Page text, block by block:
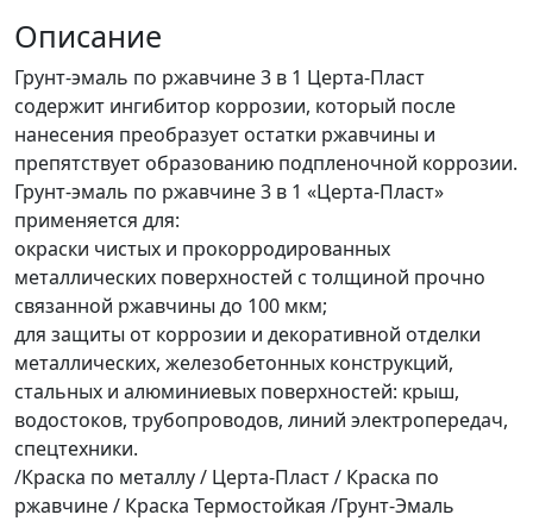
Описание
Грунт-эмаль по ржавчине 3 в 1 Церта-Пласт
содержит ингибитор коррозии, который после
нанесения преобразует остатки ржавчины и
препятствует образованию подпленочной коррозии.
Грунт-эмаль по ржавчине 3 в 1 «Церта-Пласт»
применяется для:
окраски чистых и прокорродированных
металлических поверхностей с толщиной прочно
связанной ржавчины до 100 мкм;
для защиты от коррозии и декоративной отделки
металлических, железобетонных конструкций,
стальных и алюминиевых поверхностей: крыш,
водостоков, трубопроводов, линий электропередач,
спецтехники.
/Краска по металлу / Церта-Пласт / Краска по
ржавчине / Краска Термостойкая /Грунт-Эмаль